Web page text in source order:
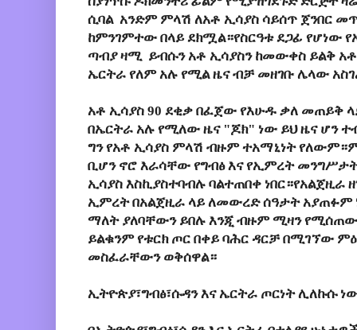
ሲባል አንድም ምላሽ ለአቶ ኢሳያስ ሳይሰጥ ጀንበር
ከምንገምተው በላይ ደክሟል።የስርዓቱ ደጋፊ የሆነው
ጣብያ ዛሚ ይብሱን አቶ ኢሳያስን ከመውቀስ ይልቅ አቶ
ኤርትራ የለም አሉ የሚል ዜና ብቻ መዘገቡ ሌላው
አቶ ኢሳያስ 90 ደቂቃ በፈጀው የእሁዱ ቃለ መጠይቅ
በኤርትራ አሉ የሚለው ዜና "ጆክ" ነው ይህ ዜና ሆን
ግን የአቶ ኢሳያስ ምላሽ ብዙም ተአማኒነት
ቢሆን ኖሮ እራሳቸው የግብፅ እና የኢምረት
ኢሳያስ እስኪያስተባብሉ ባልተጠበቀ ነበር።የአልጀዚራ
ኢምረት በአልጀዚራ ላይ ለመውረድ ሰዓታት አያጠፉም
ማለት ያለባቸውን ይበሉ እንጂ ብዙም ሚዛን የሚሰጠው
ይልቁንም የቱርክ ጦር በቀይ ባሕር ዳርቻ በሚገኘው
መስፈራቸውን ወቅሰዋል።
ኢትዮጵያ፣ግብፅ፣ሱዳን እና ኤርትራ ጦርነት ሊለኩሱ